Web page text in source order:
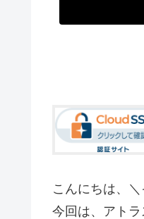
こんにちは、
今回は、アトラ